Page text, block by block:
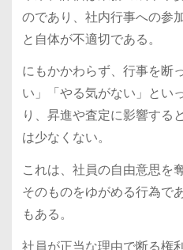
のであり、社内行事への参
と自体が不適切である。
にもかかわらず、行事を断
い」「やる気がない」とい
り、昇進や査定に影響する
は少なくない。
これは、社員の自由意思を
そのものをゆがめる行為で
もある。
社員が正当な理由で断る権